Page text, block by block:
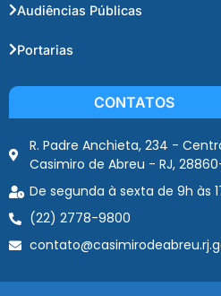
Audiências Públicas
Portarias
CONTATOS
R. Padre Anchieta, 234 -
Casimiro de Abreu - RJ,
De segunda à sexta de 9h às
(22) 2778-9800